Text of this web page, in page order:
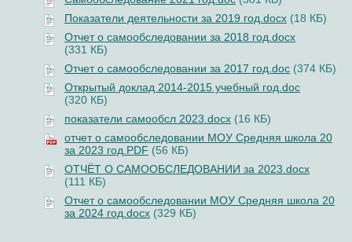
Показатели деятельности за 2019 год.docx (18 КБ)
Отчет о самообследовании за 2018 год.docx
(331 КБ)
Отчет о самообследовании за 2017 год.doc (374 КБ)
Открытый доклад 2014-2015 учебный год.doc
(320 КБ)
показатели самообсл 2023.docx (16 КБ)
отчет о самообследовании МОУ Средняя школа 20
за 2023 год.PDF (56 КБ)
ОТЧЁТ О САМООБСЛЕДОВАНИИ за 2023.docx
(111 КБ)
Отчет о самообследовании МОУ Средняя школа 20
за 2024 год.docx (329 КБ)